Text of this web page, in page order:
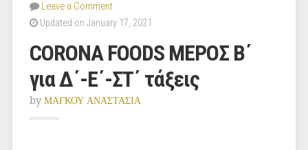
Leave a Comment
Updated on January 17, 2021
CORONA FOODS ΜΕΡΟΣ Β΄
για Δ΄-Ε΄-ΣΤ΄ τάξεις
by ΜΑΓΚΟΥ ΑΝΑΣΤΑΣΙΑ